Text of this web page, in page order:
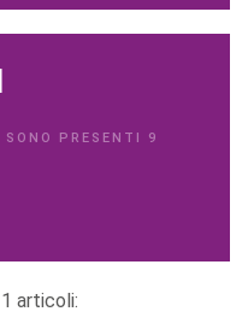
PRESENTI 9
articoli: